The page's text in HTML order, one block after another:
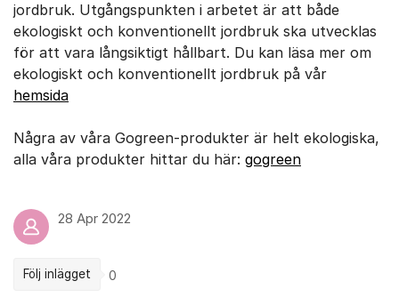
jordbruk. Utgångspunkten i arbetet är att både
ekologiskt och konventionellt jordbruk ska utvecklas
för att vara långsiktigt hållbart. Du kan läsa mer om
ekologiskt och konventionellt jordbruk på vår
hemsida
Några av våra Gogreen-produkter är helt ekologiska,
alla våra produkter hittar du här: ​ gogreen
28 Apr 2022
Följ inlägget 0